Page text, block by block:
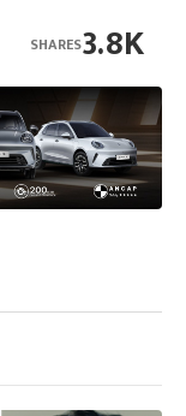
3.8K
SHARES